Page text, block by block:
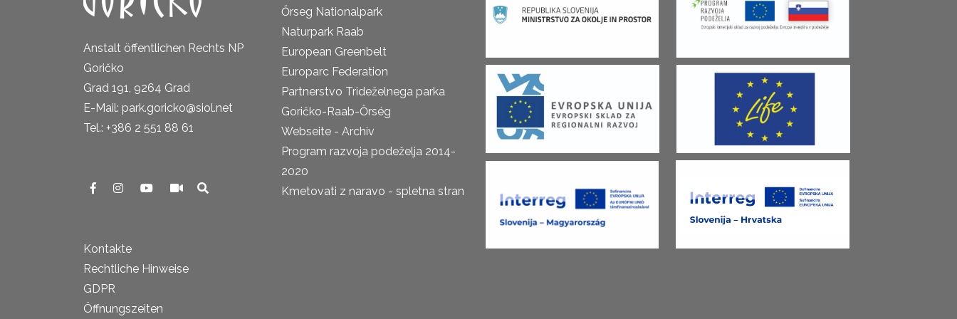
Anstalt öffentlichen Rechts NP
Goričko
Grad 191, 9264 Grad
E-Mail: park.goricko@siol.net
Tel.: +386 2 551 88 61
Kontakte
Rechtliche Hinweise
GDPR
Öffnungszeiten
Őrseg Nationalpark
Naturpark Raab
European Greenbelt
Europarc Federation
Partnerstvo Trideželnega parka
Goričko-Raab-Őrség
Webseite - Archiv
Program razvoja podeželja 2014-
2020
Kmetovati z naravo - spletna stran